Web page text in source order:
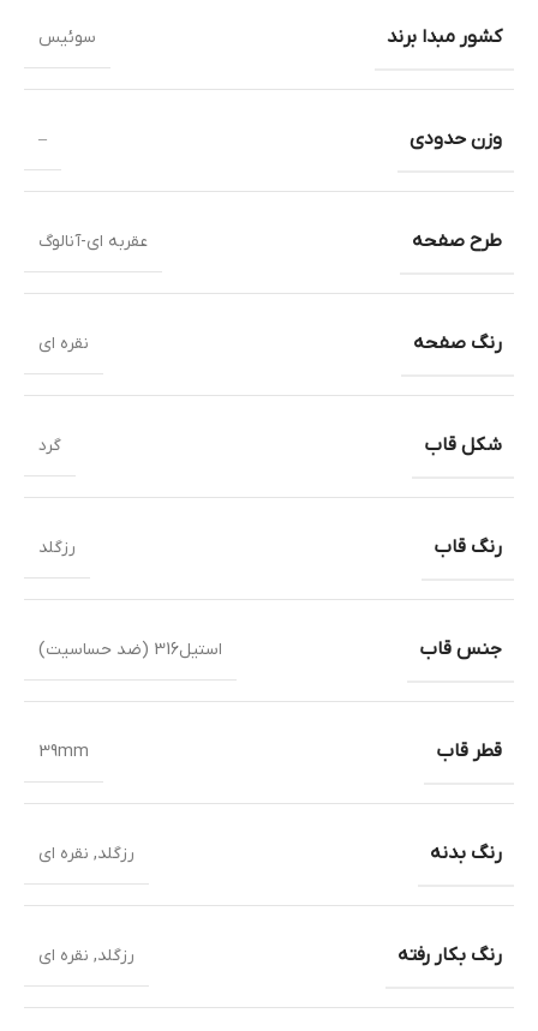
کشور مبدا برند سوئیس
وزن حدودی –
طرح صفحه عقربه ای-آنالوگ
رنگ صفحه نقره ای
شکل قاب گرد
رنگ قاب رزگلد
جنس قاب استیل316 (ضد حساسیت)
قطر قاب 39mm
رنگ بدنه رزگلد, نقره ای
رنگ بکار رفته رزگلد, نقره ای